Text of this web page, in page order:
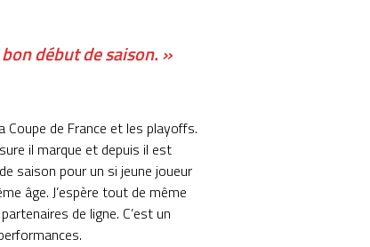
début de saison. »
Coupe de France et les playoffs.
il marque et depuis il est
saison pour un si jeune joueur
âge. J’espère tout de même
de ligne. C’est un